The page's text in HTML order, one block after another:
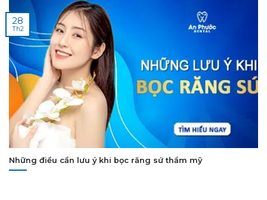
Những điều cần lưu ý khi bọc răng sứ thẩm mỹ
28
Th2